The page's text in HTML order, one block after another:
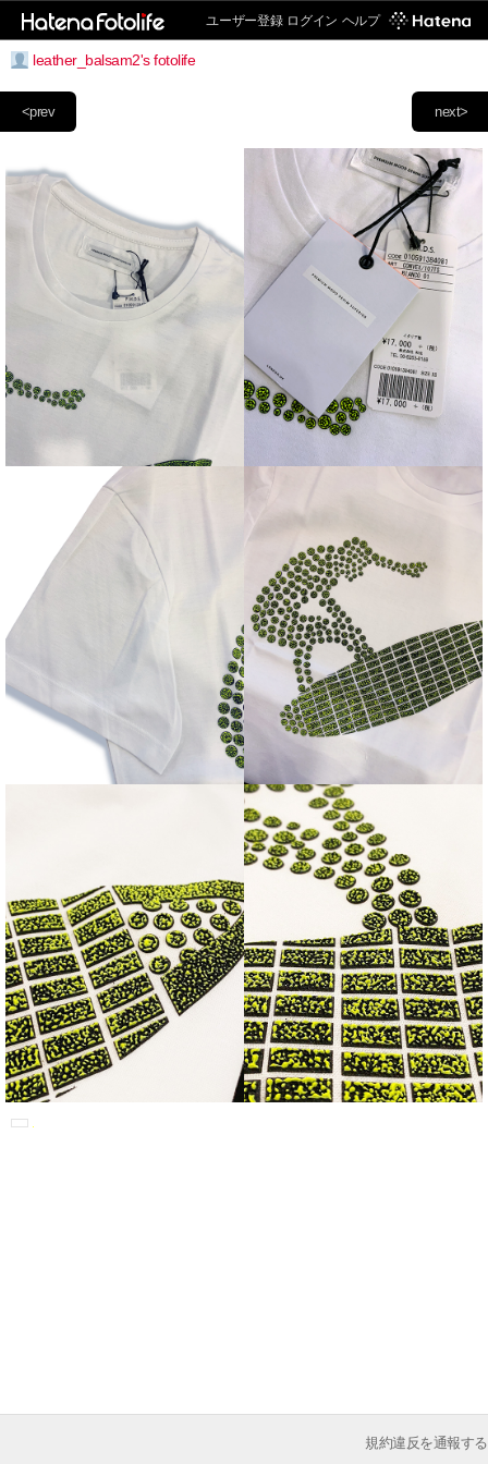
ユーザー登録 ログイン ヘルプ
leather_balsam2's fotolife
next>
<prev
規約違反を通報する